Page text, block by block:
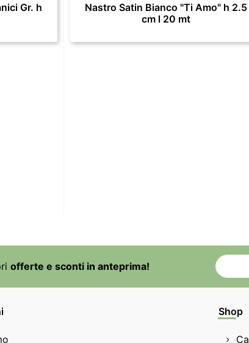
Gr. h
Nastro Satin Bianco "Ti Amo" h 2.5
cm l 20 mt
offerte e sconti in anteprima!
Shop